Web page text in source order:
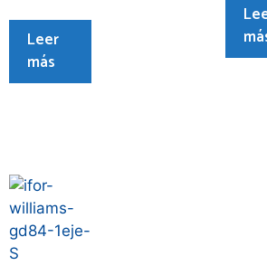
Leer
más